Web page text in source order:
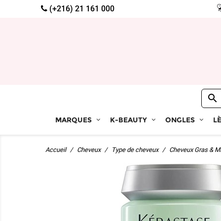
(+216) 21 161 000
MARQUES K-BEAUTY ONGLES

Accueil Cheveux Type de cheveux Cheveux Gras &